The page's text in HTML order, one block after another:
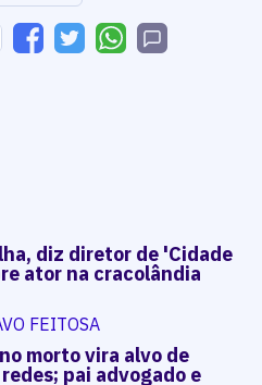
diz diretor de 'Cidade
ator na cracolândia
FEITOSA
morto vira alvo de
pai advogado e